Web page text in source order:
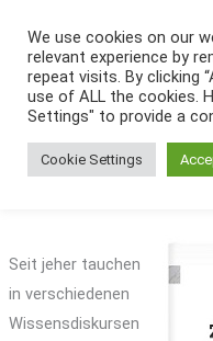
Inhalt
springen
Seit jeher tauchen
in verschiedenen
Wissensdiskursen
We use cookies on our
relevant experience by
repeat visits. By clicking
use of ALL the cookies.
Settings" to provide a
Cookie Settings